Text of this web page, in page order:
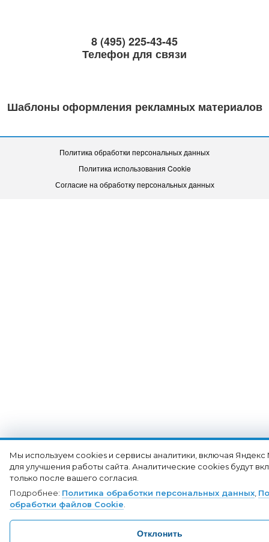
8 (495) 225-43-45
Телефон для связи
Шаблоны оформления рекламных материалов
Политика обработки персональных данных
Политика использования Cookie
Согласие на обработку персональных данных
Мы используем cookies и сервисы аналитики, включая Яндекс
для улучшения работы сайта. Аналитические cookies будут
только после вашего согласия.
Подробнее: Политика обработки персональных данных
обработки файлов Cookie
Отклонить